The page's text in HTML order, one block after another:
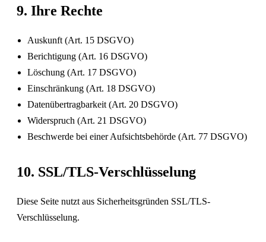
9. Ihre Rechte
Auskunft (Art. 15 DSGVO)
Berichtigung (Art. 16 DSGVO)
Löschung (Art. 17 DSGVO)
Einschränkung (Art. 18 DSGVO)
Datenübertragbarkeit (Art. 20 DSGVO)
Widerspruch (Art. 21 DSGVO)
Beschwerde bei einer Aufsichtsbehörde (Art. 77 DSGVO)
10. SSL/TLS-Verschlüsselung
Diese Seite nutzt aus Sicherheitsgründen SSL/TLS-
Verschlüsselung.